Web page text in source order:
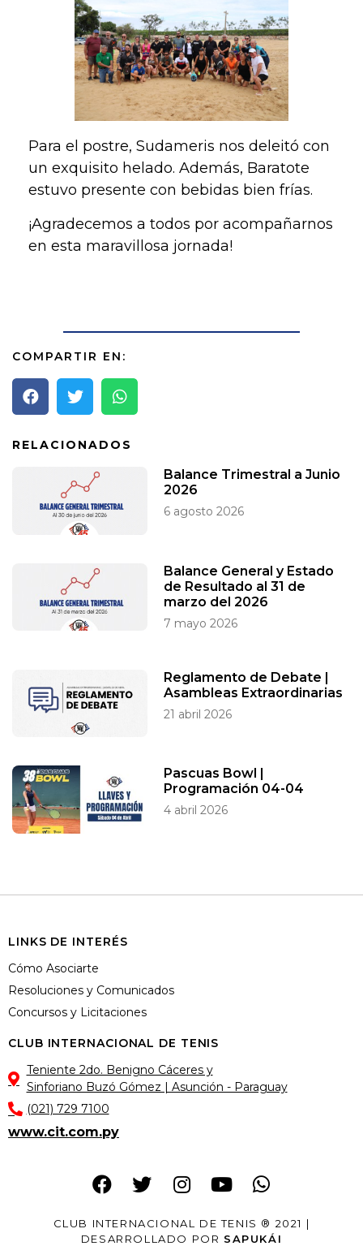
Para el postre, Sudameris nos deleitó con
un exquisito helado. Además, Baratote
estuvo presente con bebidas bien frías.
¡Agradecemos a todos por acompañarnos
en esta maravillosa jornada!
COMPARTIR EN:
RELACIONADOS
Balance Trimestral a Junio
2026
6 agosto 2026
Balance General y Estado
de Resultado al 31 de
marzo del 2026
7 mayo 2026
Reglamento de Debate |
Asambleas Extraordinarias
21 abril 2026
Pascuas Bowl |
Programación 04-04
4 abril 2026
LINKS DE INTERÉS
Cómo Asociarte
Resoluciones y Comunicados
Concursos y Licitaciones
CLUB INTERNACIONAL DE TENIS
Teniente 2do. Benigno Cáceres y
Sinforiano Buzó Gómez | Asunción - Paraguay
(021) 729 7100
www.cit.com.py
CLUB INTERNACIONAL DE TENIS ® 2021 |
DESARROLLADO POR SAPUKÁI